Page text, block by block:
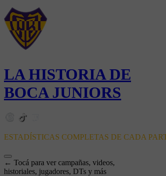
LA HISTORIA DE
BOCA JUNIORS
ESTADÍSTICAS COMPLETAS DE CADA
← Tocá para ver campañas, videos,
historiales, jugadores, DTs y más